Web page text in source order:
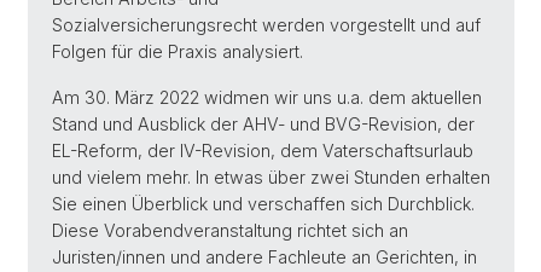
Sozialversicherungsrecht werden vorgestellt und auf
Folgen für die Praxis analysiert.
Am 30. März 2022 widmen wir uns u.a. dem aktuellen
Stand und Ausblick der AHV- und BVG-Revision, der
EL-Reform, der IV-Revision, dem Vaterschaftsurlaub
und vielem mehr. In etwas über zwei Stunden erhalten
Sie einen Überblick und verschaffen sich Durchblick.
Diese Vorabendveranstaltung richtet sich an
Juristen/innen und andere Fachleute an Gerichten, in